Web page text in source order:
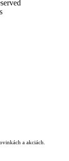
a akciách.